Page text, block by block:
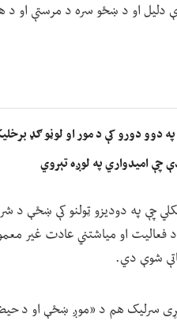
او د ښځو سره د مرستې او د
په دوو دورو کې د مور او لوڼو ګډ
چې امیدواري په لوږه تېروي
چې په دودیزو ټولنو کې ښځې د
د فعالیت او میاشتني عادت غیر
شوې دي.